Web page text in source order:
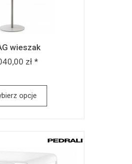
wieszak
zł *
opcje